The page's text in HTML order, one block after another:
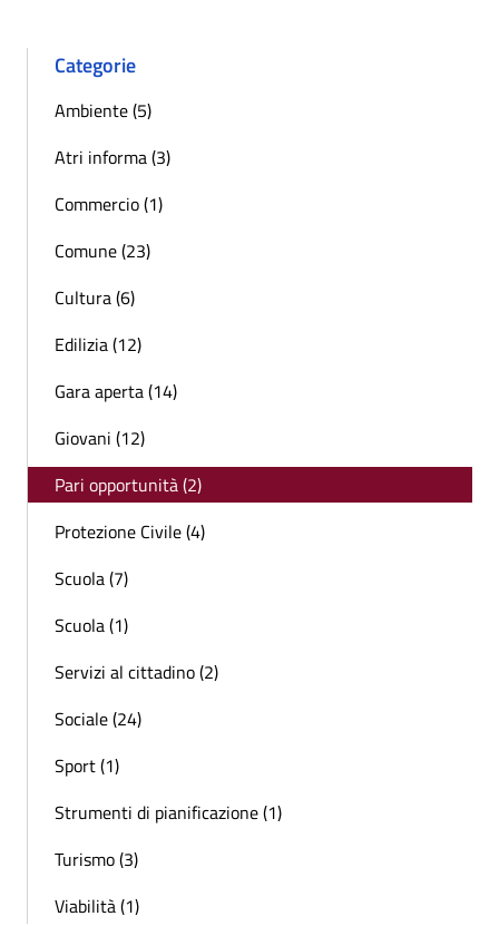
Categorie
Ambiente (5)
Atri informa (3)
Commercio (1)
Comune (23)
Cultura (6)
Edilizia (12)
Gara aperta (14)
Giovani (12)
Pari opportunità (2)
Protezione Civile (4)
Scuola (7)
Scuola (1)
Servizi al cittadino (2)
Sociale (24)
Sport (1)
Strumenti di pianificazione (1)
Turismo (3)
Viabilità (1)